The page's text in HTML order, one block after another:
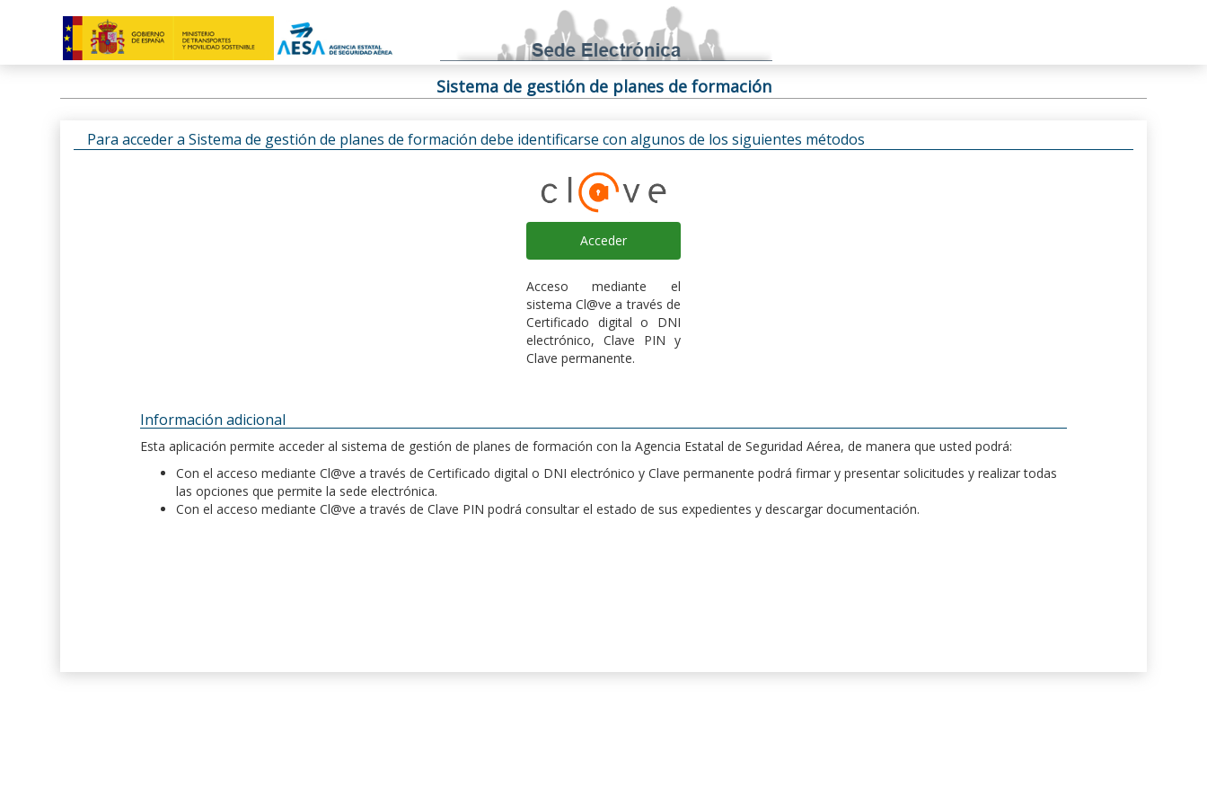
Sistema de gestión de planes de formación
Para acceder a Sistema de gestión de planes de formación debe identificarse con algunos de los siguientes métodos
Acceder
Acceso mediante el
sistema Cl@ve a través de
Certificado digital o DNI
electrónico, Clave PIN y
Clave permanente.
Información adicional
Esta aplicación permite acceder al sistema de gestión de planes de formación con la Agencia Estatal de Seguridad Aérea, de manera que usted podrá:
Con el acceso mediante Cl@ve a través de Certificado digital o DNI electrónico y Clave permanente podrá firmar y presentar solicitudes y realizar todas
las opciones que permite la sede electrónica.
Con el acceso mediante Cl@ve a través de Clave PIN podrá consultar el estado de sus expedientes y descargar documentación.